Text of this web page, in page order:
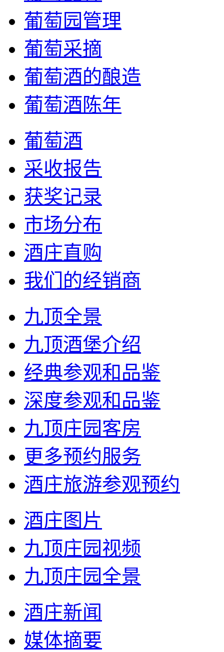
葡萄园管理
葡萄采摘
葡萄酒的酿造
葡萄酒陈年
葡萄酒
采收报告
获奖记录
市场分布
酒庄直购
我们的经销商
九顶全景
九顶酒堡介绍
经典参观和品鉴
深度参观和品鉴
九顶庄园客房
更多预约服务
酒庄旅游参观预约
酒庄图片
九顶庄园视频
九顶庄园全景
酒庄新闻
媒体摘要